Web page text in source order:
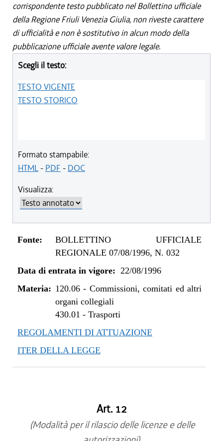
corrispondente testo pubblicato nel Bollettino ufficiale
della Regione Friuli Venezia Giulia, non riveste carattere
di ufficialità e non è sostitutivo in alcun modo della
pubblicazione ufficiale avente valore legale.
Scegli il testo:
TESTO VIGENTE
TESTO STORICO
Formato stampabile:
HTML- PDF - DOC
Visualizza:
Fonte:
BOLLETTINO UFFICIALE
REGIONALE 07/08/1996, N. 032
Data di entrata in vigore: 22/08/1996
Materia: 120.06- Commissioni, comitati ed altri
organi collegiali
430.01 - Trasporti
REGOLAMENTI DI ATTUAZIONE
ITER DELLA LEGGE
Art. 12
(Modalità per il rilascio delle licenze e delle